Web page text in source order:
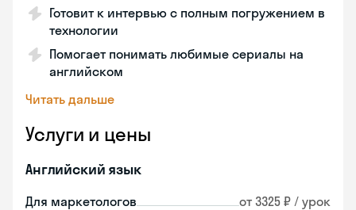
Готовит к интервью с полным погружением в
технологии
Помогает понимать любимые сериалы на
английском
Читать дальше
Услуги и цены
Английский язык
Для маркетологов от 3325 ₽ / урок